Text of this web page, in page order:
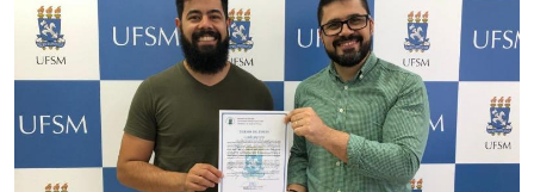
Ministério da Ciência, Tecnologia, Inovações e Comunicações
Ministério do Meio Ambiente
Ministério do Turismo